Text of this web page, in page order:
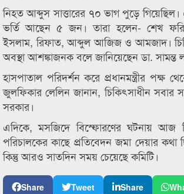
নিহত আব্দুস সাত্তারের ৭০ ভাগ পুড়ে
ভর্তি আছেন ৫ জন। তারা হলেন- শেখ
ইসলাম, রিফাত, আব্দুল আজিজ ও আমজাদ।
অবস্থা আশঙ্কাজনক বলে জানিয়েছেন ডা. সামন্ত
হাসপাতাল পরিদর্শন করে প্রধানমন্ত্রীর পক্ষ
জুলফিকার লেলিন জানান, চিকিৎসাধীন
সরকার।
এদিকে, মসজিদে বিস্ফোরণের ঘটনায় আজ
পরিচালকের কাছে প্রতিবেদন জমা দেয়ার কথা
কিন্তু আরও সাতদিন সময় চেয়েছে কমিটি।
Share Tweet Share